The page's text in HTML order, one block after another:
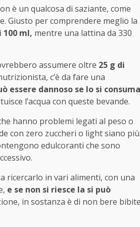
è un qualcosa di saziante, come
Giusto per comprendere meglio la
100 ml, mentre una lattina da 330
assumere oltre 25 g di
c’è da fare una
essere dannoso se lo si consuma
l’acqua con queste bevande.
hanno problemi legati al peso o
con zero zuccheri o light siano più
edulcoranti che sono
ricercarlo in vari alimenti, con una
e se non si riesce la si può
in sostanza è di non bere